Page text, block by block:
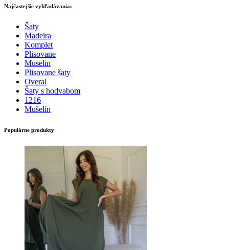
Najčastejšie vyhľadávania:
Šaty
Madeira
Komplet
Plisovane
Muselin
Plisovane šaty
Overal
Šaty s hodvabom
1216
Mušelín
Populárne produkty